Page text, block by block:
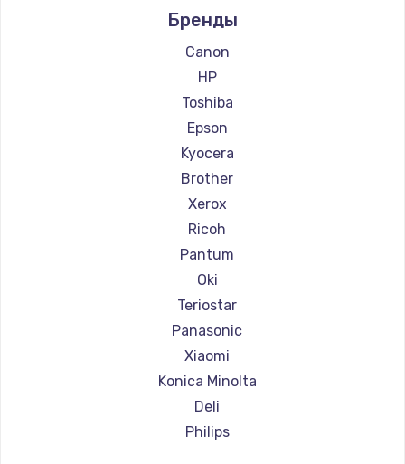
Ремонт принтеров Kodak
Ремонт принтеров Lexmark
Ремонт принтеров Sharp
Ремонт принтеров TSC
Ремонт принтеров Godex
Бренды
Canon
HP
Toshiba
Epson
Kyocera
Brother
Xerox
Ricoh
Pantum
Oki
Teriostar
Panasonic
Xiaomi
Konica Minolta
Deli
Philips